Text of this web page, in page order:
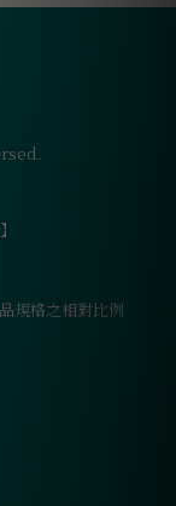
規格之相對比例